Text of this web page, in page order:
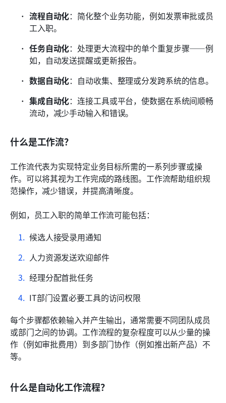
流程自动化：简化整个业务功能，例如发票审批或员
工入职。
任务自动化：处理更大流程中的单个重复步骤——例
如，自动发送提醒或更新报告。
数据自动化：自动收集、整理或分发跨系统的信息。
集成自动化：连接工具或平台，使数据在系统间顺畅
流动，减少手动输入和错误。
什么是工作流？
工作流代表为实现特定业务目标所需的一系列步骤或操
作。可以将其视为工作完成的路线图。工作流帮助组织规
范操作，减少错误，并提高清晰度。
例如，员工入职的简单工作流可能包括：
候选人接受录用通知
人力资源发送欢迎邮件
经理分配首批任务
IT部门设置必要工具的访问权限
每个步骤都依赖输入并产生输出，通常需要不同团队成员
或部门之间的协调。工作流程的复杂程度可以从少量的操
作（例如审批费用）到多部门协作（例如推出新产品）不
等。
什么是自动化工作流程？